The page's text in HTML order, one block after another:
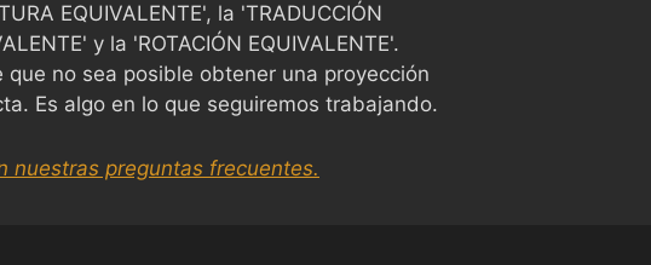
EQUIVALENTE', la 'TRADUCCIÓN
y la 'ROTACIÓN EQUIVALENTE'.
que no sea posible obtener una proyección
Es algo en lo que seguiremos trabajando.
nuestras preguntas frecuentes.